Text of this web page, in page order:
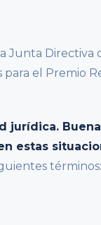
Junta Directiva
el Premio
jurídica.
estas
términos: